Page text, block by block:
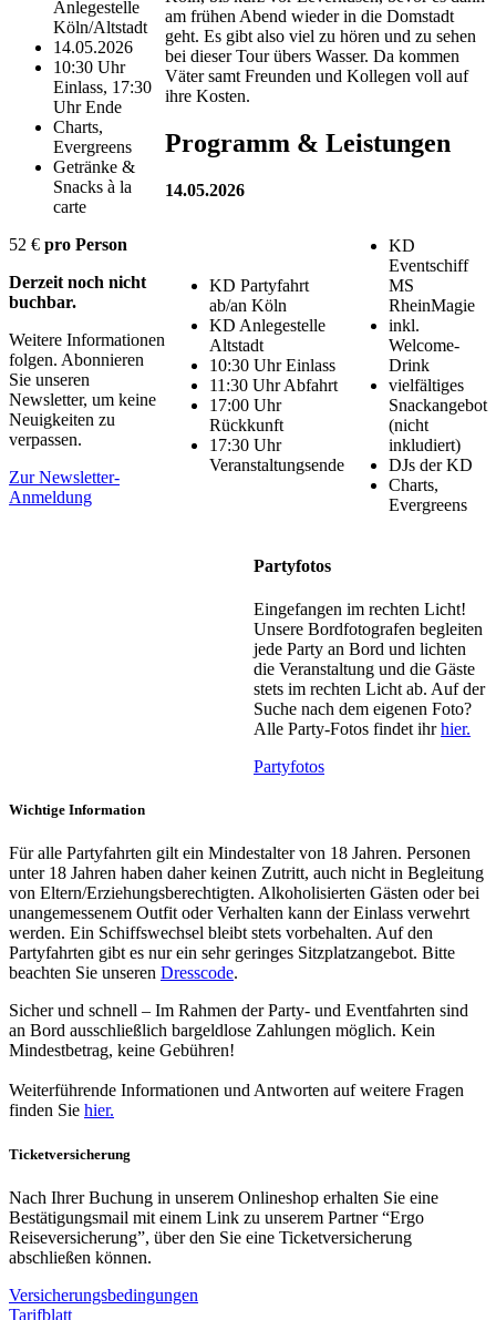
am frühen Abend wieder in die Domstadt
geht. Es gibt also viel zu hören und zu sehen
bei dieser Tour übers Wasser. Da kommen
Väter samt Freunden und Kollegen voll auf
ihre Kosten.
Programm & Leistungen
14.05.2026
KD Partyfahrt
ab/an Köln
KD Anlegestelle
Altstadt
10:30 Uhr Einlass
11:30 Uhr Abfahrt
17:00 Uhr
Rückkunft
17:30 Uhr
Veranstaltungsende
KD
Eventschiff
MS
RheinMagie
inkl.
Welcome-
Drink
vielfältiges
Snackangebot
(nicht
inkludiert)
DJs der KD
Charts,
Evergreens
Partyfotos
Eingefangen im rechten Licht!
Unsere Bordfotografen begleiten
jede Party an Bord und lichten
die Veranstaltung und die Gäste
stets im rechten Licht ab. Auf der
Suche nach dem eigenen Foto?
Alle Party-Fotos findet ihrhier.
Partyfotos
Anlegestelle
Köln/Altstadt
14.05.2026
10:30 Uhr
Einlass, 17:30
Uhr Ende
Charts,
Evergreens
Getränke &
Snacks à la
carte
52 € pro Person
Derzeit noch nicht
buchbar.
Weitere Informationen
folgen. Abonnieren
Sie unseren
Newsletter, um keine
Neuigkeiten zu
verpassen.
Zur Newsletter-
Anmeldung
Wichtige Information
Für alle Partyfahrten gilt ein Mindestalter von 18 Jahren. Personen
unter 18 Jahren haben daher keinen Zutritt, auch nicht in Begleitung
von Eltern/Erziehungsberechtigten. Alkoholisierten Gästen oder bei
unangemessenem Outfit oder Verhalten kann der Einlass verwehrt
werden. Ein Schiffswechsel bleibt stets vorbehalten. Auf den
Partyfahrten gibt es nur ein sehr geringes Sitzplatzangebot. Bitte
beachten Sie unseren Dresscode.
Sicher und schnell – Im Rahmen der Party- und Eventfahrten sind
an Bord ausschließlich bargeldlose Zahlungen möglich. Kein
Mindestbetrag, keine Gebühren!
Weiterführende Informationen und Antworten auf weitere Fragen
finden Sie hier.
Ticketversicherung
Nach Ihrer Buchung in unserem Onlineshop erhalten Sie eine
Bestätigungsmail mit einem Link zu unserem Partner “Ergo
Reiseversicherung”, über den Sie eine Ticketversicherung
abschließen können.
Versicherungsbedingungen
Tarifblatt